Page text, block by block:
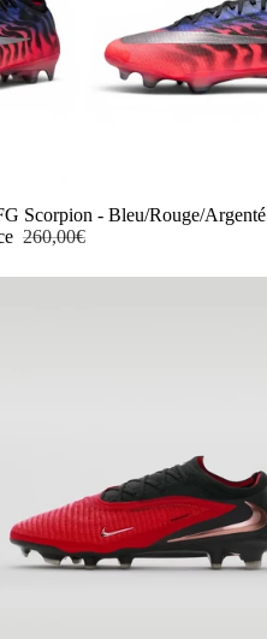
Scorpion - Bleu/Rouge/Argenté
260,00€